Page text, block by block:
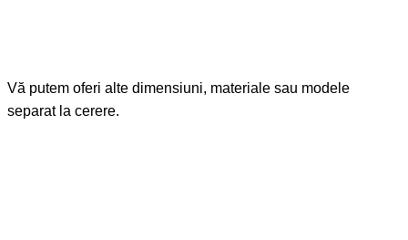
Vă putem oferi alte dimensiuni, materiale sau modele
separat la cerere.